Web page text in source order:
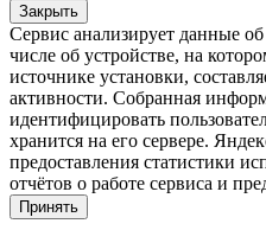
Закрыть
Сервис анализирует данные
числе об устройстве, на
источнике установки,
активности. Собранная
идентифицировать
хранится на его сервере.
предоставления статистики
отчётов о работе сервиса и
Принять